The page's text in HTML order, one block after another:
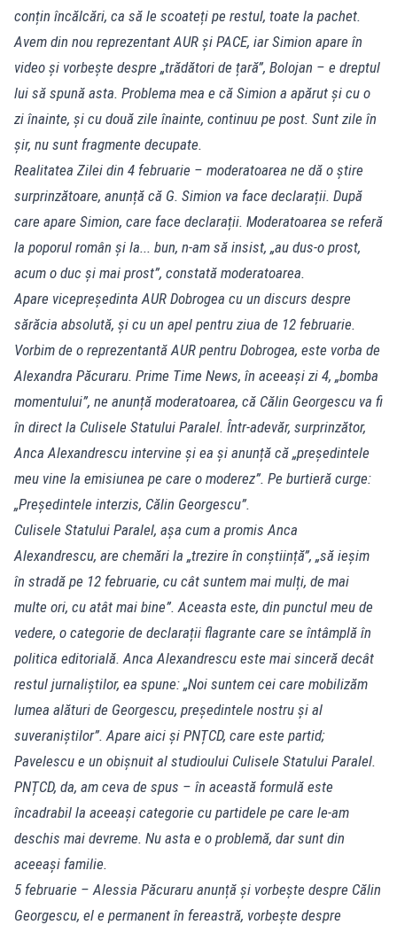
conțin încălcări, ca să le scoateți pe restul, toate la pachet.
Avem din nou reprezentant AUR și PACE, iar Simion apare în
video și vorbește despre „trădători de țară”, Bolojan – e dreptul
lui să spună asta. Problema mea e că Simion a apărut și cu o
zi înainte, și cu două zile înainte, continuu pe post. Sunt zile în
șir, nu sunt fragmente decupate.
Realitatea Zilei din 4 februarie – moderatoarea ne dă o știre
surprinzătoare, anunță că G. Simion va face declarații. După
care apare Simion, care face declarații. Moderatoarea se referă
la poporul român și la... bun, n-am să insist, „au dus-o prost,
acum o duc și mai prost”, constată moderatoarea.
Apare vicepreședinta AUR Dobrogea cu un discurs despre
sărăcia absolută, și cu un apel pentru ziua de 12 februarie.
Vorbim de o reprezentantă AUR pentru Dobrogea, este vorba de
Alexandra Păcuraru. Prime Time News, în aceeași zi 4, „bomba
momentului”, ne anunță moderatoarea, că Călin Georgescu va fi
în direct la Culisele Statului Paralel. Într-adevăr, surprinzător,
Anca Alexandrescu intervine și ea și anunță că „președintele
meu vine la emisiunea pe care o moderez”. Pe burtieră curge:
„Președintele interzis, Călin Georgescu”.
Culisele Statului Paralel, așa cum a promis Anca
Alexandrescu, are chemări la „trezire în conștiință”, „să ieșim
în stradă pe 12 februarie, cu cât suntem mai mulți, de mai
multe ori, cu atât mai bine”. Aceasta este, din punctul meu de
vedere, o categorie de declarații flagrante care se întâmplă în
politica editorială. Anca Alexandrescu este mai sinceră decât
restul jurnaliștilor, ea spune: „Noi suntem cei care mobilizăm
lumea alături de Georgescu, președintele nostru și al
suveraniștilor”. Apare aici și PNȚCD, care este partid;
Pavelescu e un obișnuit al studioului Culisele Statului Paralel.
PNȚCD, da, am ceva de spus – în această formulă este
încadrabil la aceeași categorie cu partidele pe care le-am
deschis mai devreme. Nu asta e o problemă, dar sunt din
aceeași familie.
5 februarie – Alessia Păcuraru anunță și vorbește despre Călin
Georgescu, el e permanent în fereastră, vorbește despre